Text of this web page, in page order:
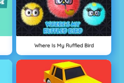
Where Is My Ruffled Bird